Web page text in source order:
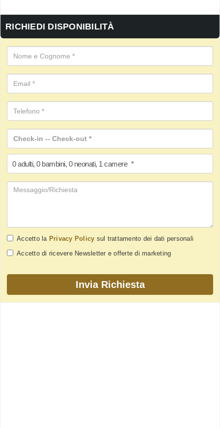
RICHIEDI DISPONIBILITÀ
0 adulti, 0 bambini, 0 neonati, 1 camere *
Accetto la Privacy Policy sul trattamento dei dati personali
Accetto di ricevere Newsletter e offerte di marketing